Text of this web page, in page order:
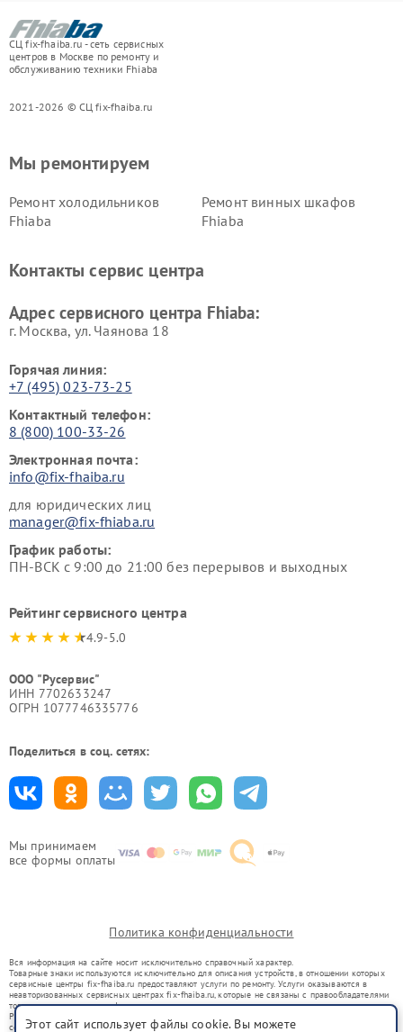
СЦ fix-fhaiba.ru - сеть сервисных
центров в Москве по ремонту и
обслуживанию техники Fhiaba
2021-2026 © СЦ fix-fhaiba.ru
Мы принимаем
все формы оплаты
Мы ремонтируем
Ремонт холодильников
Fhiaba
Ремонт винных шкафов
Fhiaba
Контакты сервис центра
Адрес сервисного центра Fhiaba:
г. Москва, ул. Чаянова 18
Горячая линия:
+7 (495) 023-73-25
Контактный телефон:
8 (800) 100-33-26
Электронная почта:
info@fix-fhaiba.ru
для юридических лиц
manager@fix-fhiaba.ru
График работы:
ПН-ВСК с 9:00 до 21:00 без перерывов и выходных
Рейтинг сервисного центра
4.9-5.0
ООО "Русервис"
ИНН 7702633247
ОГРН 1077746335776
Поделиться в соц. сетях:
Политика конфиденциальности
Вся информация на сайте носит исключительно справочный характер.
Товарные знаки используются исключительно для описания устройств, в отношении которых
сервисные центры fix-fhaiba.ru предоставляют услуги по ремонту. Услуги оказываются в
неавторизованных сервисных центрах fix-fhaiba.ru, которые не связаны с правообладателями
товарных знаков или их официальными представителями.
Ремонт осуществляется для устройств, уже введенных в гражданский оборот в соответствии
со статьей 1487 ГК РФ.
Этот сайт использует файлы cookie. Вы можете